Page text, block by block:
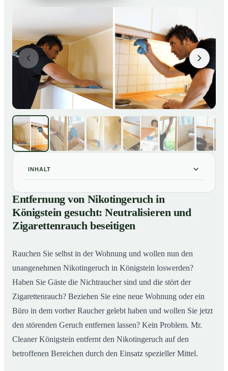
INHALT
01 Entfernung von Nikotingeruch in Königstein gesucht:
Neutralisieren und Zigarettenrauch beseitigen
So entfernen wir Nikotingeruch in Königstein
nachhaltig
Entfernung von Nikotingeruch in
Königstein gesucht: Neutralisieren und
Zigarettenrauch beseitigen
Rauchen Sie selbst in der Wohnung und wollen nun den
unangenehmen Nikotingeruch in Königstein loswerden?
Haben Sie Gäste die Nichtraucher sind und die stört der
Zigarettenrauch? Beziehen Sie eine neue Wohnung oder ein
Büro in dem vorher Raucher gelebt haben und wollen Sie jetzt
den störenden Geruch entfernen lassen? Kein Problem. Mr.
Cleaner Königstein entfernt den Nikotingeruch auf den
betroffenen Bereichen durch den Einsatz spezieller Mittel.